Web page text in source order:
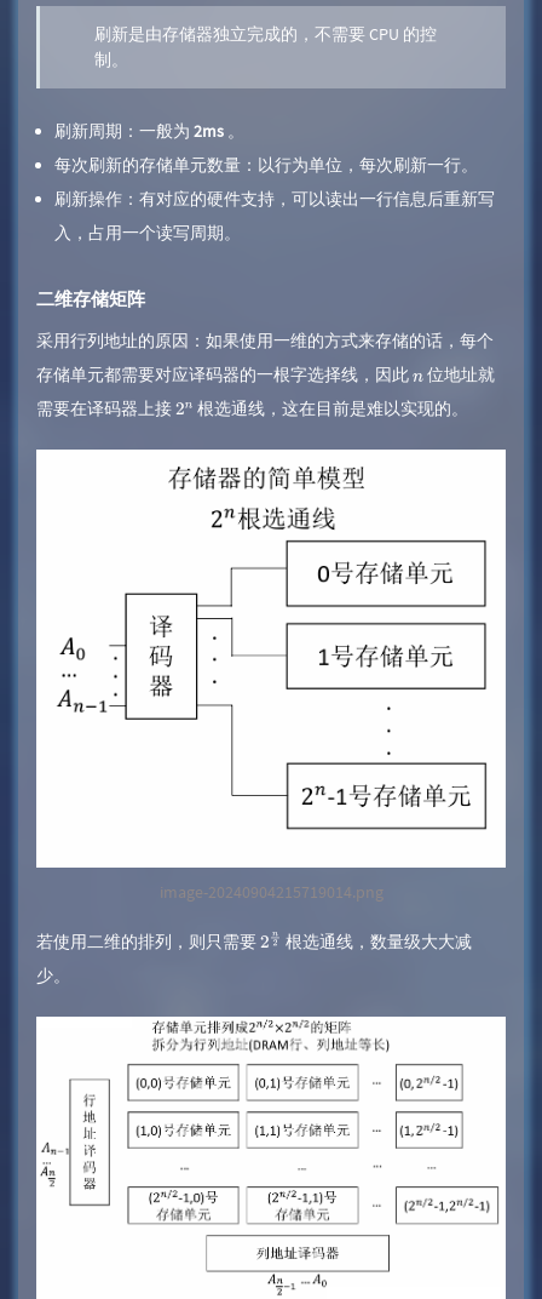
刷新是由存储器独立完成的，不需要 CPU 的控
制。
刷新周期：一般为 2ms 。
每次刷新的存储单元数量：以行为单位，每次刷新一行。
刷新操作：有对应的硬件支持，可以读出一行信息后重新写
入，占用一个读写周期。
二维存储矩阵
采用行列地址的原因：如果使用一维的方式来存储的话，每个
存储单元都需要对应译码器的一根字选择线，因此n 位地址就
需要在译码器上接2 根选通线，这在目前是难以实现的。
image-20240904215719014.png
若使用二维的排列，则只需要2 n 根选通线，数量级大大减
少。